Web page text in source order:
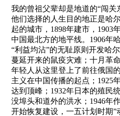
我的曾祖父辈却是地道的“闯关
他们选择的人生目的地正是哈
起的城市，1898年建市，1903
中国最北方的地平线。1906年
“利益均沾”的无耻原则开发哈
蔓延开来的鼠疫灾难；十月革
年轻人从这里登上了前往俄国
主义在中国传播的起点；1925
达到顶峰；1932年日本的殖民
没埠头和道外的洪水；1946年
开始恢复建设，一五计划时期”